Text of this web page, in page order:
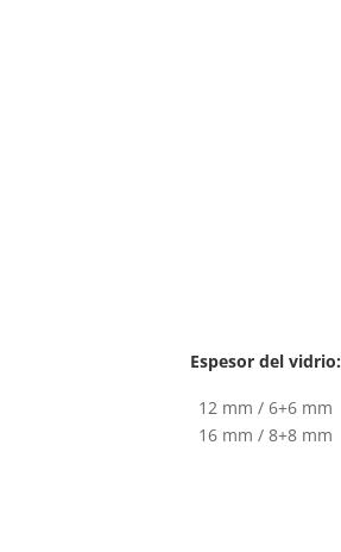
Espesor del vidrio:
12 mm / 6+6 mm
16 mm / 8+8 mm